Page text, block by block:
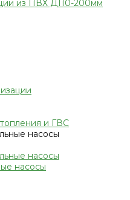
из ПВХ Д110-200мм
и ГВС
насосы
насосы
насосы